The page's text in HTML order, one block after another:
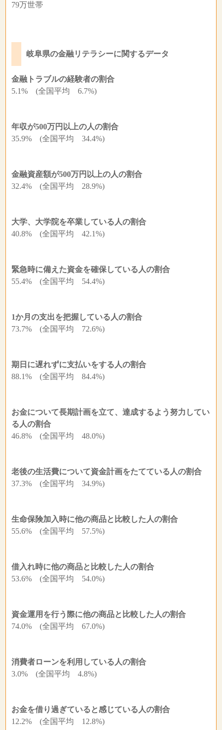
79万世帯
岐阜県の金融リテラシーに関するデータ
金融トラブルの経験者の割合
5.1% (全国平均 6.7%)
年収が500万円以上の人の割合
35.9% (全国平均 34.4%)
金融資産額が500万円以上の人の割合
32.4% (全国平均 28.9%)
大学、大学院を卒業している人の割合
40.8% (全国平均 42.1%)
緊急時に備えた資金を確保している人の割合
55.4% (全国平均 54.4%)
1か月の支出を把握している人の割合
73.7% (全国平均 72.6%)
期日に遅れずに支払いをする人の割合
88.1% (全国平均 84.4%)
お金について長期計画を立て、達成するよう努力してい
る人の割合
46.8% (全国平均 48.0%)
老後の生活費について資金計画をたてている人の割合
37.3% (全国平均 34.9%)
生命保険加入時に他の商品と比較した人の割合
55.6% (全国平均 57.5%)
借入れ時に他の商品と比較した人の割合
53.6% (全国平均 54.0%)
資金運用を行う際に他の商品と比較した人の割合
74.0% (全国平均 67.0%)
消費者ローンを利用している人の割合
3.0% (全国平均 4.8%)
お金を借り過ぎていると感じている人の割合
12.2% (全国平均 12.8%)